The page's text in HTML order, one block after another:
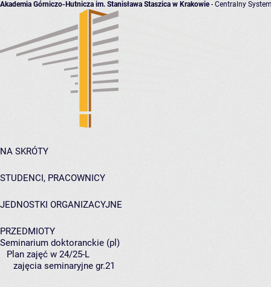
Akademia Górniczo-Hutnicza im. Stanisława Staszica w Krakowie- Centralny
NA SKRÓTY
STUDENCI, PRACOWNICY
JEDNOSTKI ORGANIZACYJNE
PRZEDMIOTY
Seminarium doktoranckie (pl)
Plan zajęć w 24/25-L
zajęcia seminaryjne gr.21